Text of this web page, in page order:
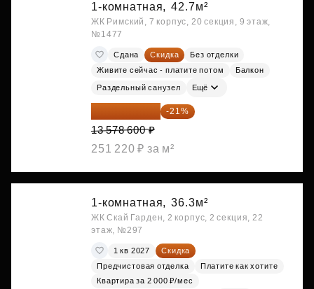
1-комнатная, 42.7м²
ЖК Римский, 7 корпус, 20 секция, 9 этаж,
№1477
Сдана Скидка
Без отделки
Живите сейчас - платите потом
Балкон
Раздельный санузел Ещё
10 727 094 ₽ -21%
13 578 600 ₽
251 220 ₽ за м²
1-комнатная, 36.3м²
ЖК Скай Гарден, 2 корпус, 2 секция, 22
этаж, №297
1 кв 2027
Скидка
Предчистовая отделка
Платите как хотите
Квартира за 2 000 ₽/мес